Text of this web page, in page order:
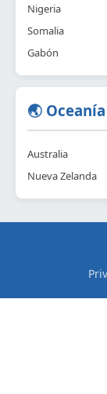
Nigeria
Somalia
Gabón
🌏 Oceanía
Australia
Nueva Zelanda